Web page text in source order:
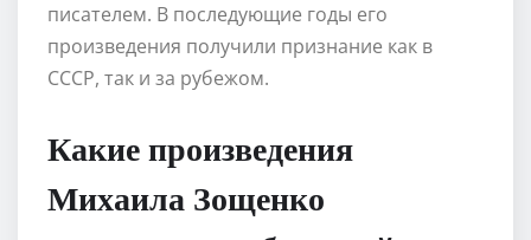
писателем. В последующие годы его
произведения получили признание как в
СССР, так и за рубежом.
Какие произведения
Михаила Зощенко